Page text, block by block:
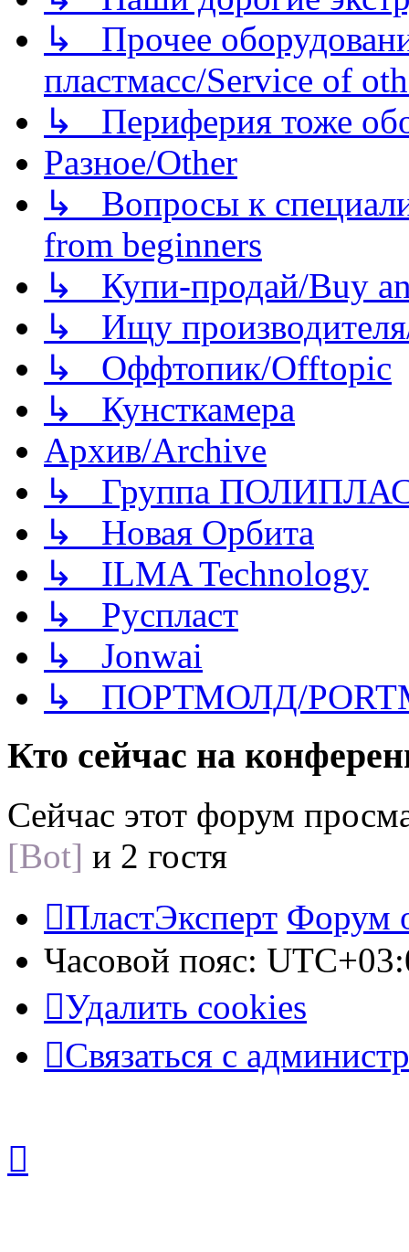
↳ Прочее
пластмасс/Service of
↳ Периферия тоже
Разное/Other
↳ Вопросы к
from beginners
↳ Купи-продай/Buy
↳ Ищу
↳ Оффтопик/Offtopic
↳ Кунсткамера
Архив/Archive
↳ Группа
↳ Новая Орбита
↳ ILMA Technology
↳ Руспласт
↳ Jonwai
↳ ПОРТМОЛД/
Кто сейчас на
Сейчас этот форум
[Bot] и 2 гостя
ПластЭксперт Форум
Часовой пояс:
Удалить cookies
Связаться с